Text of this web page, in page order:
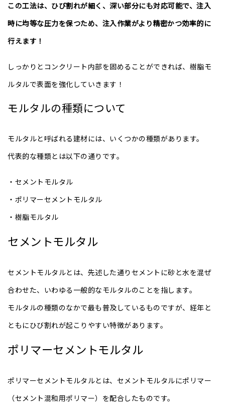
この工法は、ひび割れが細く、深い部分にも対応可能で、注入
時に均等な圧力を保つため、注入作業がより精密かつ効率的に
行えます！
しっかりとコンクリート内部を固めることができれば、樹脂モ
ルタルで表面を強化していきます！
モルタルの種類について
モルタルと呼ばれる建材には、いくつかの種類があります。
代表的な種類とは以下の通りです。
・セメントモルタル
・ポリマーセメントモルタル
・樹脂モルタル
セメントモルタル
セメントモルタルとは、先述した通りセメントに砂と水を混ぜ
合わせた、いわゆる一般的なモルタルのことを指します。
モルタルの種類のなかで最も普及しているものですが、経年と
ともにひび割れが起こりやすい特徴があります。
ポリマーセメントモルタル
ポリマーセメントモルタルとは、セメントモルタルにポリマー
（セメント混和用ポリマー）を配合したものです。